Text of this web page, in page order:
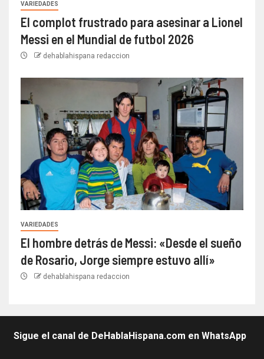
VARIEDADES
El complot frustrado para asesinar a Lionel
Messi en el Mundial de futbol 2026
dehablahispana redaccion
VARIEDADES
El hombre detrás de Messi: «Desde el sueño
de Rosario, Jorge siempre estuvo allí»
dehablahispana redaccion
Sigue el canal de DeHablaHispana.com en WhatsApp